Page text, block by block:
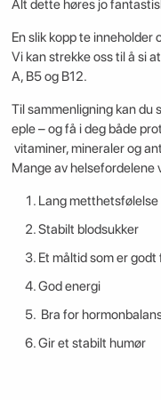
Alt dette høres jo
En slik kopp te inneholder
Vi kan strekke oss til å si
A, B5 og B12.
Til sammenligning kan du
eple – og få i deg både
vitaminer, mineraler og
Mange av helsefordelene
Lang metthetsfølelse
Stabilt blodsukker
Et måltid som er
God energi
Bra for
Gir et stabilt humør